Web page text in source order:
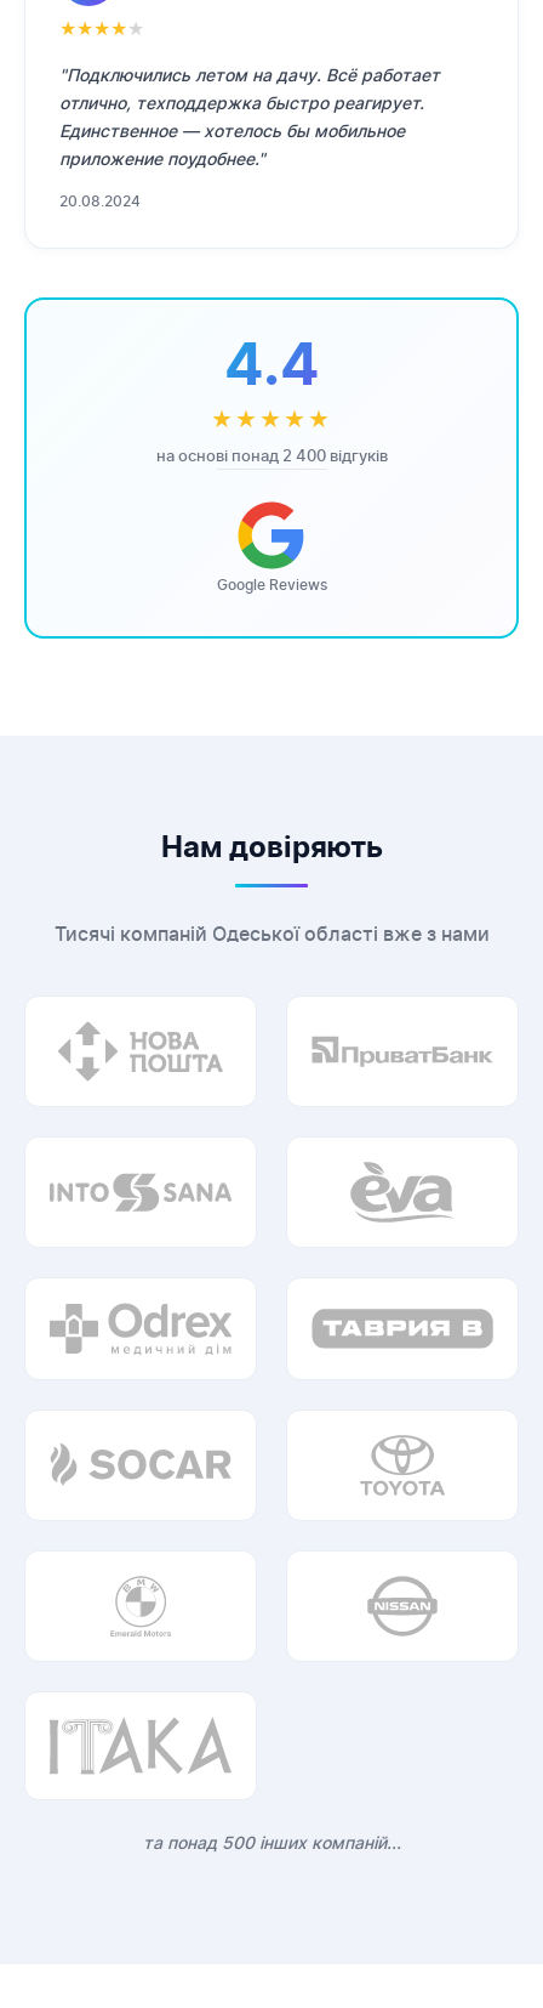
★★★★★
"Подключились летом на дачу. Всё работает
отлично, техподдержка быстро реагирует.
Единственное — хотелось бы мобильное
приложение поудобнее."
20.08.2024
4.4
★★★★★
на основі понад 2 400 відгуків
Google Reviews
Нам довіряють
Тисячі компаній Одеської області вже з нами
та понад 500 інших компаній...